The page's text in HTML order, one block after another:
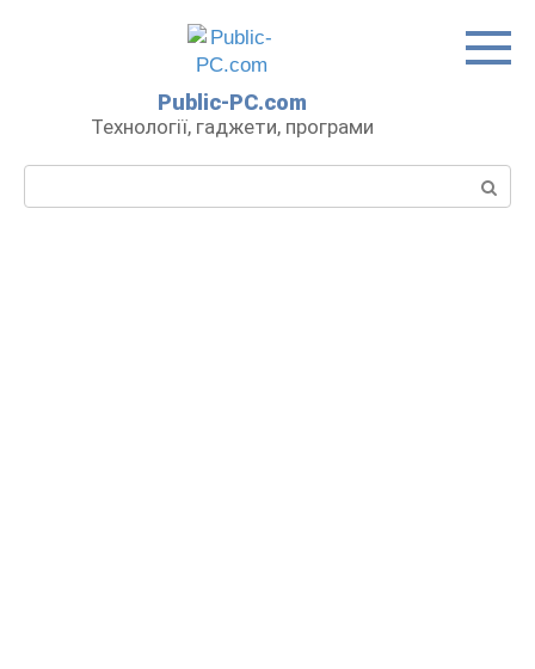
Public-PC.com
Технології, гаджети, програми